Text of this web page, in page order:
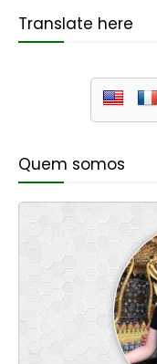
Translate here
Quem somos